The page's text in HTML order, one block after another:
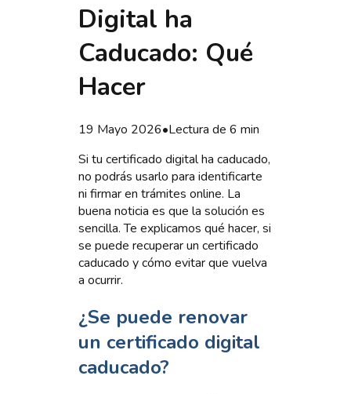
Digital ha
Caducado: Qué
Hacer
19 Mayo 2026•Lectura de 6 min
Si tu certificado digital ha caducado,
no podrás usarlo para identificarte
ni firmar en trámites online. La
buena noticia es que la solución es
sencilla. Te explicamos qué hacer, si
se puede recuperar un certificado
caducado y cómo evitar que vuelva
a ocurrir.
¿Se puede renovar
un certificado digital
caducado?